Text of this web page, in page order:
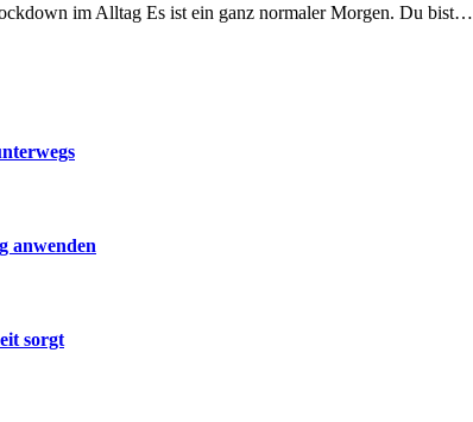
im Alltag Es ist ein ganz normaler Morgen. Du bist…
anwenden
sorgt